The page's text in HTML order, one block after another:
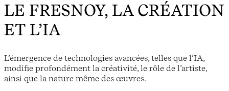
LE FRESNOY, LA CRÉATION
ET L’IA
L’émergence de technologies avancées, telles que l’IA,
modifie profondément la créativité, le rôle de l’artiste,
ainsi que la nature même des œuvres.